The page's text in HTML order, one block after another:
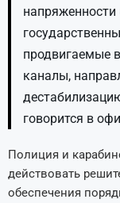
продвигаемые
каналы,
говорится в
Полиция и
действовать
обеспечения